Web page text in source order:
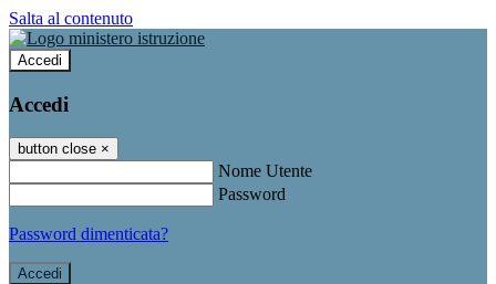
Salta al contenuto
Accedi
Accedi
button close ×
Nome Utente
Password
Password dimenticata?